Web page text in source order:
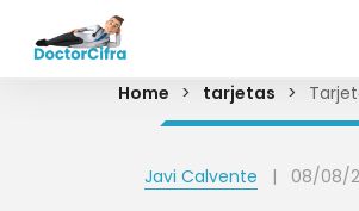
Home > tarjetas >
Javi Calvente | 08/08/